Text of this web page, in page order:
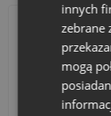
Darmowa
oferujemy
zobaczyć, jak
woreczku.
Szybka
zamówień,
szczególnie
innych
zebrane
mogą